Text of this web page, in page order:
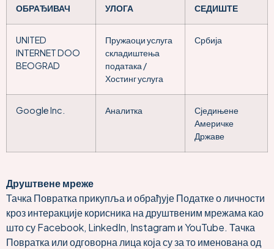
ОБРАЂИВАЧ УЛОГА СЕДИШТЕ
UNITED
INTERNET DOO
BEOGRAD
Пружаоци услуга
складиштења
података /
Хостинг услуга
Србија
Google Inc. Аналитка
Сједињене
Америчке
Државе
Друштвене мреже
Тачка Повратка прикупља и обрађује Податке о личности
кроз интеракције корисника на друштвеним мрежама као
што су Facebook, LinkedIn, Instagram и YouTube. Тачка
Повратка или одговорна лица која су за то именована од